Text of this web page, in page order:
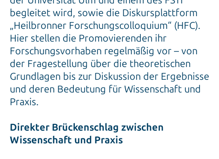
begleitet wird, sowie die Diskursplattform
„Heilbronner Forschungscolloquium“ (HFC).
Hier stellen die Promovierenden ihr
Forschungsvorhaben regelmäßig vor – von
der Fragestellung über die theoretischen
Grundlagen bis zur Diskussion der Ergebnisse
und deren Bedeutung für Wissenschaft und
Praxis.
Direkter Brückenschlag zwischen
Wissenschaft und Praxis